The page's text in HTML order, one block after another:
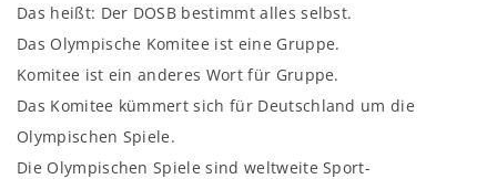
Das heißt: Der DOSB bestimmt alles selbst.
Das Olympische Komitee ist eine Gruppe.
Komitee ist ein anderes Wort für Gruppe.
Das Komitee kümmert sich für Deutschland um die
Olympischen Spiele.
Die Olympischen Spiele sind weltweite Sport-